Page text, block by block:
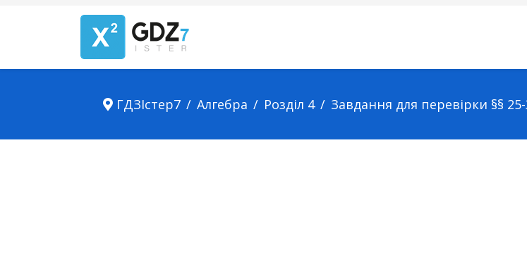
ГДЗІстер7 Алгебра Розділ 4 Завдання для перевірки §§